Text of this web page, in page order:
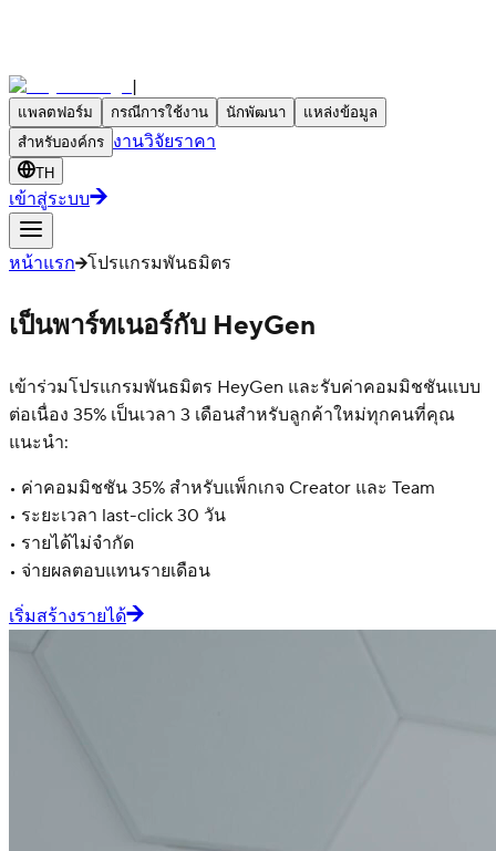
|
แพลตฟอร์ม กรณีการใช้งาน นักพัฒนา
แหล่งข้อมูล
สำหรับองค์กร งานวิจัยราคา
TH
เข้าสู่ระบบ
หน้าแรก โปรแกรมพันธมิตร
เป็นพาร์ทเนอร์กับ HeyGen
เข้าร่วมโปรแกรมพันธมิตร HeyGen และรับค่าคอมมิชชันแบบ
ต่อเนื่อง 35% เป็นเวลา 3 เดือนสำหรับลูกค้าใหม่ทุกคนที่คุณ
แนะนำ:
• ค่าคอมมิชชัน 35% สำหรับแพ็กเกจ Creator และ Team
• ระยะเวลา last-click 30 วัน
• รายได้ไม่จำกัด
• จ่ายผลตอบแทนรายเดือน
เริ่มสร้างรายได้